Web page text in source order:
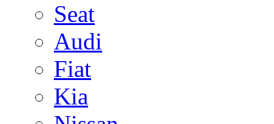
Seat
Audi
Fiat
Kia